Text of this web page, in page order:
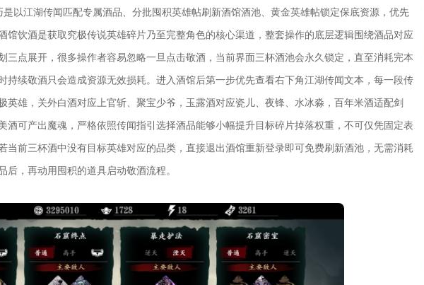
以江湖传闻匹配专属酒品、分批囤积英雄帖刷新酒馆酒池、黄金英雄帖锁定保底资源，优先
馆饮酒是获取究极传说英雄碎片乃至完整角色的核心渠道，整套操作的底层逻辑围绕酒品对应
三点展开，很多操作者容易忽略一旦点击敬酒，当前界面三杯酒池会永久锁定，直至消耗完本
持续敬酒只会造成资源无效损耗。进入酒馆后第一步优先查看右下角江湖传闻文本，每一段传
英雄，关外白酒对应上官斩、聚宝少爷，玉露酒对应瓷儿、夜锋、水冰淼，百年米酒适配剑
酒可产出魔魂，严格依照传闻指引选择酒品能够小幅提升目标碎片掉落权重，不可仅凭固定表
当前三杯酒中没有目标英雄对应的品类，直接退出酒馆重新登录即可免费刷新酒池，无需消耗
，再动用囤积的道具启动敬酒流程。